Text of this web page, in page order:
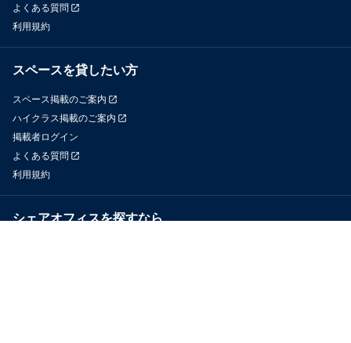
よくある質問
利用規約
スペースを貸したい方
スペース掲載のご案内
ハイクラス掲載のご案内
掲載者ログイン
よくある質問
利用規約
シェアオフィスを探すなら